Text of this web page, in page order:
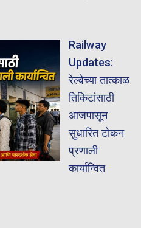
Railway
Updates:
रेल्वेच्या तात्काळ
तिकिटांसाठी
आजपासून
सुधारित टोकन
प्रणाली
कार्यान्वित